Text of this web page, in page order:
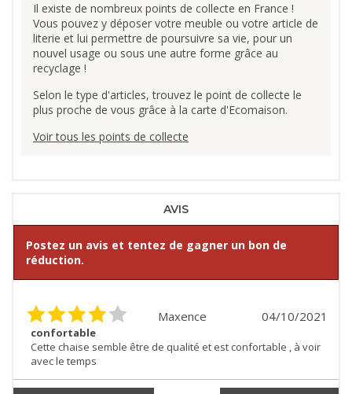
Il existe de nombreux points de collecte en France !
Vous pouvez y déposer votre meuble ou votre article de
literie et lui permettre de poursuivre sa vie, pour un
nouvel usage ou sous une autre forme grâce au
recyclage !
Selon le type d'articles, trouvez le point de collecte le
plus proche de vous grâce à la carte d'Ecomaison.
Voir tous les points de collecte
AVIS
Postez un avis et tentez de gagner un bon de
réduction.
04/10/2021
Maxence
confortable
Cette chaise semble être de qualité et est confortable , à voir
avec le temps